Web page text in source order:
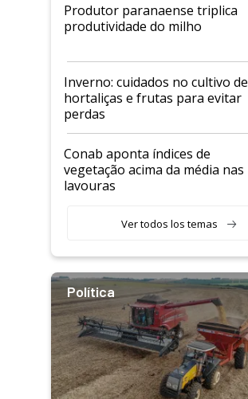
Produtor paranaense triplica
produtividade do milho
Inverno: cuidados no cultivo de
hortaliças e frutas para evitar
perdas
Conab aponta índices de
vegetação acima da média nas
lavouras
Ver todos los temas
Política